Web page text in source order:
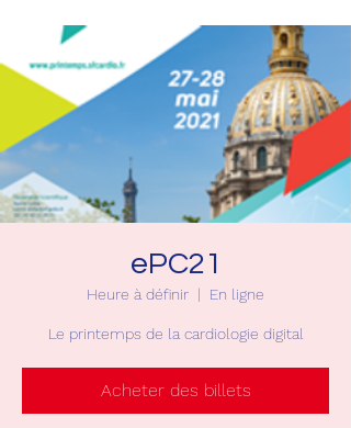
ePC21
Heure à définir
  |
En ligne
Le printemps de la cardiologie digital
Acheter des billets